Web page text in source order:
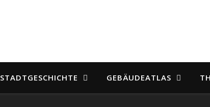
STADTGESCHICHTE GEBÄUDEATLAS